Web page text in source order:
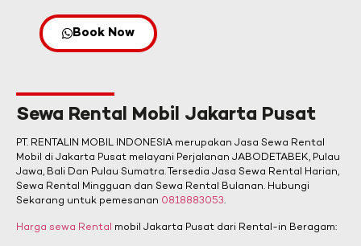
Book Now
Sewa Rental Mobil Jakarta Pusat
PT. RENTALIN MOBIL INDONESIA merupakan Jasa Sewa Rental
Mobil di Jakarta Pusat melayani Perjalanan JABODETABEK, Pulau
Jawa, Bali Dan Pulau Sumatra. Tersedia Jasa Sewa Rental Harian,
Sewa Rental Mingguan dan Sewa Rental Bulanan. Hubungi
Sekarang untuk pemesanan 0818883053.
Harga sewa Rental mobil Jakarta Pusat dari Rental-in Beragam: